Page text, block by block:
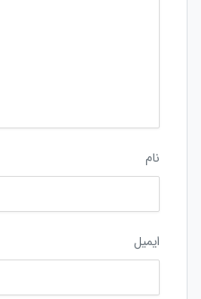
نام
ایمیل